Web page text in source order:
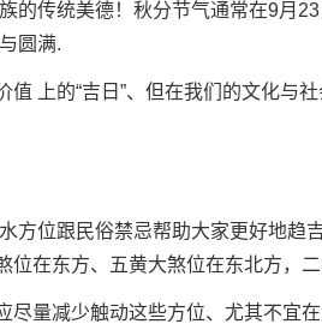
的传统美德！秋分节气通常在9月
圆满.
上的“吉日”、但在我们的文化与
方位跟民俗禁忌帮助大家更好地趋
在东方、五黄大煞位在东北方，二
尽量减少触动这些方位、尤其不宜